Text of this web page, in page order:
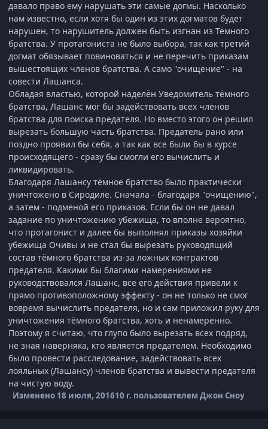
давало право ему нарушать эти самые догмы. Насколько
нам известно, если хотя бы один из этих догматов будет
нарушен, то нарушитель должен быть изгнан из Тёмного
братства. У протагониста не было выбора, так как третий
догмат обязывает повиноваться и не перечить приказам
вышестоящих членов братства. А само "очищение" - на
совести Лашанса.
Обладая властью, которой наделён Уведомитель тёмного
братства, Лашанс мог бы задействовать всех членов
братства для поиска предателя. Но вместо этого он решил
вырезать большую часть братства. Предатель рано или
поздно проявил бы себя, а так как все были бы в курсе
происходящего - сразу бы смогли его вычислить и
ликвидировать.
Благодаря Лашансу тёмное братство было практически
уничтожено в Сиродиле. Сначала - благодаря "очищению",
а затем - подменой его приказов. Если бы он не давал
задание по уничтожению убежища, то вполне вероятно,
что протагонист и далее бы выполнял приказы хозяйки
убежища Очивы и не стал бы вырезать руководящий
состав тёмного братства из-за ложных контрактов
предателя. Какими бы благими намерениями не
руководствовался Лашанс, все его действия привели к
прямо противоположному эффекту - он не только не смог
вовремя вычислить предателя, но и сам приложил руку для
уничтожения тёмного братства, хоть и ненамеренно.
Поэтому я считаю, что глупо было вырезать всех подряд,
не зная наверняка, кто является предателем. Необходимо
было провести расследование, задействовать всех
лояльных (Лашансу) членов братства и вывести предателя
на чистую воду.
Изменено 18 июля, 201610 г. пользователем Джон Сноу